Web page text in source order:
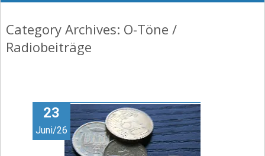
Nachrichten, Texte, Podcast, O-Töne,
Category Archives: O-Töne /
Radiobeiträge
23
Juni/26